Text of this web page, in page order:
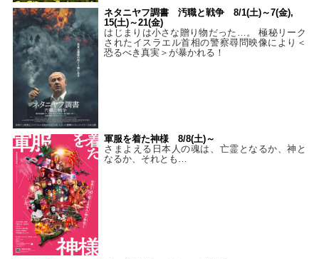
ネタニヤフ調書 汚職と戦争 8/1(土)～7(金),
15(土)～21(金)
はじまりは小さな贈り物だった…。 極秘リーク
されたイスラエル首相の警察尋問映像により＜
恐るべき真実＞が暴かれる！
軍服を着た神様 8/8(土)～
さまよえる日本人の魂は、亡霊となるか、神と
なるか、それとも…